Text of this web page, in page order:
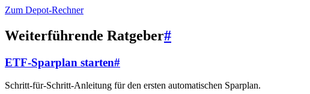
Zum Depot-Rechner
Weiterführende Ratgeber#
ETF-Sparplan starten#
Schritt-für-Schritt-Anleitung für den ersten automatischen Sparplan.